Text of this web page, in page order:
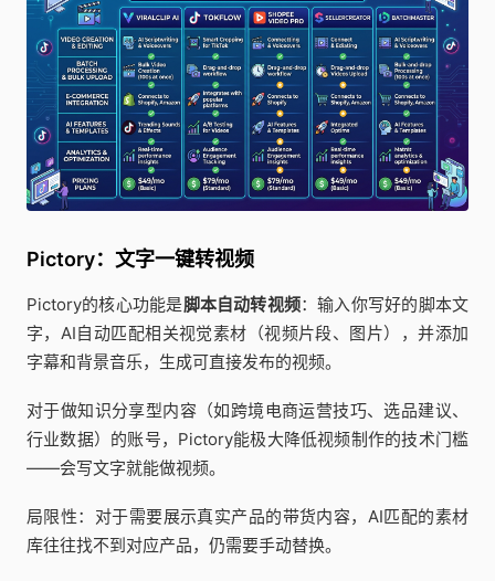
Pictory：文字一键转视频
Pictory的核心功能是脚本自动转视频：输入你写好的脚本文
字，AI自动匹配相关视觉素材（视频片段、图片），并添加
字幕和背景音乐，生成可直接发布的视频。
对于做知识分享型内容（如跨境电商运营技巧、选品建议、
行业数据）的账号，Pictory能极大降低视频制作的技术门槛
——会写文字就能做视频。
局限性：对于需要展示真实产品的带货内容，AI匹配的素材
库往往找不到对应产品，仍需要手动替换。